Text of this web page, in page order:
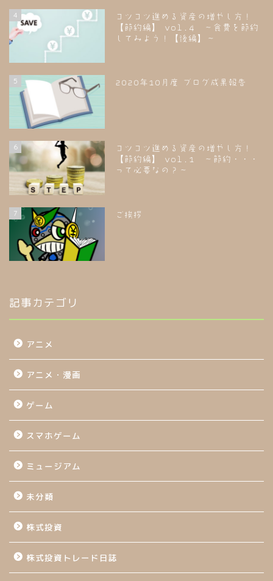
4
コツコツ進める資産の増やし方！
【節約編】 vol.4 ～食費を節約
してみよう！【後編】～
5 2020年10月度 ブログ成果報告
6
コツコツ進める資産の増やし方！
【節約編】 vol.1 ～節約・・・
って必要なの？～
7 ご挨拶
記事カテゴリ
アニメ
アニメ・漫画
ゲーム
スマホゲーム
ミュージアム
未分類
株式投資
株式投資トレード日誌